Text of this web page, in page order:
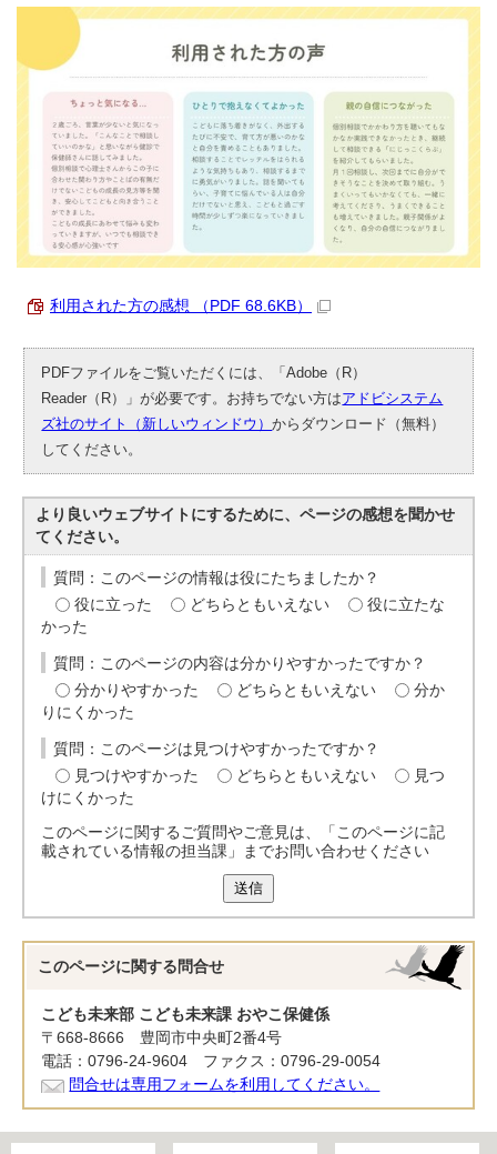
利用された方の感想 （PDF 68.6KB）
PDFファイルをご覧いただくには、「Adobe（R）
Reader（R）」が必要です。お持ちでない方はアドビシステム
ズ社のサイト（新しいウィンドウ）からダウンロード（無料）
してください。
より良いウェブサイトにするために、ページの感想を聞かせ
てください。
質問：このページの情報は役にたちましたか？
役に立った
どちらともいえない
役に立たな
かった
質問：このページの内容は分かりやすかったですか？
分かりやすかった
どちらともいえない
分か
りにくかった
質問：このページは見つけやすかったですか？
見つけやすかった
どちらともいえない
見つ
けにくかった
このページに関するご質問やご意見は、「このページに記
載されている情報の担当課」までお問い合わせください
送信
このページに関する 問合せ
こども未来部 こども未来課 おやこ保健係
〒668-8666 豊岡市中央町2番4号
電話：0796-24-9604 ファクス：0796-29-0054
問合せは専用フォームを利用してください。